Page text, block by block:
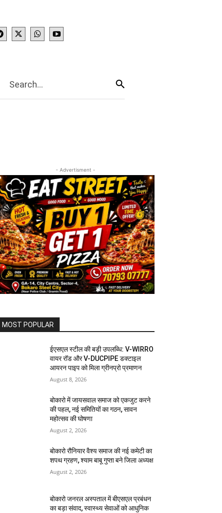
More
Search...
- Advertisment -
MOST POPULAR
ईएसएल स्टील की बड़ी उपलब्धि: V-WIRRO
वायर रॉड और V-DUCPIPE डक्टाइल
आयरन पाइप को मिला ग्रीनप्रो प्रमाणन
August 8, 2026
बोकारो में जायसवाल समाज को एकजुट करने
की पहल, नई समितियों का गठन, सावन
महोत्सव की घोषणा
August 2, 2026
बोकारो रौनियार वैश्य समाज की नई कमेटी का
शपथ ग्रहण, श्याम बाबू गुप्ता बने जिला अध्यक्ष
August 2, 2026
बोकारो जनरल अस्पताल में बीएसएल प्रबंधन
का बड़ा संवाद, स्वास्थ्य सेवाओं को आधुनिक